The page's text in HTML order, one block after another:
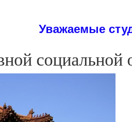
студенты!
социальной